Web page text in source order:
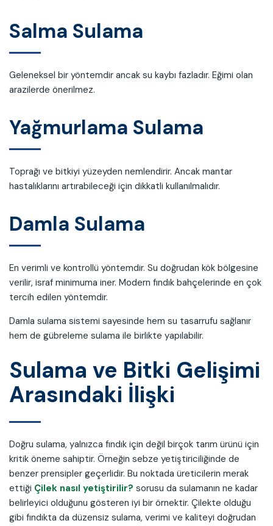
Salma Sulama
Geleneksel bir yöntemdir ancak su kaybı fazladır. Eğimi olan
arazilerde önerilmez.
Yağmurlama Sulama
Toprağı ve bitkiyi yüzeyden nemlendirir. Ancak mantar
hastalıklarını artırabileceği için dikkatli kullanılmalıdır.
Damla Sulama
En verimli ve kontrollü yöntemdir. Su doğrudan kök bölgesine
verilir, israf minimuma iner. Modern fındık bahçelerinde en çok
tercih edilen yöntemdir.
Damla sulama sistemi sayesinde hem su tasarrufu sağlanır
hem de gübreleme sulama ile birlikte yapılabilir.
Sulama ve Bitki Gelişimi
Arasındaki İlişki
Doğru sulama, yalnızca fındık için değil birçok tarım ürünü için
kritik öneme sahiptir. Örneğin sebze yetiştiriciliğinde de
benzer prensipler geçerlidir. Bu noktada üreticilerin merak
ettiği Çilek nasıl yetiştirilir? sorusu da sulamanın ne kadar
belirleyici olduğunu gösteren iyi bir örnektir. Çilekte olduğu
gibi fındıkta da düzensiz sulama, verimi ve kaliteyi doğrudan